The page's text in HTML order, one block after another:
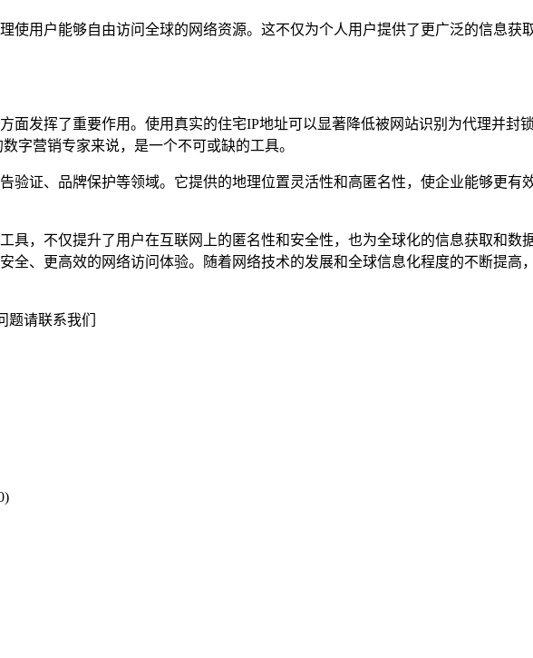
使用户能够自由访问全球的网络资源。这不仅为个人用户提供了更广泛的信息
面发挥了重要作用。使用真实的住宅IP地址可以显著降低被网站识别为代理并
字营销专家来说，是一个不可或缺的工具。
验证、品牌保护等领域。它提供的地理位置灵活性和高匿名性，使企业能够更
具，不仅提升了用户在互联网上的匿名性和安全性，也为全球化的信息获取和
全、更高效的网络访问体验。随着网络技术的发展和全球信息化程度的不断提高
题请联系我们